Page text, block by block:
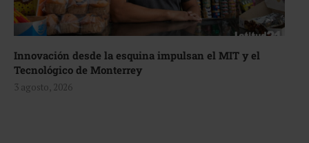
Innovación desde la esquina impulsan el MIT y el
Tecnológico de Monterrey
3 agosto, 2026